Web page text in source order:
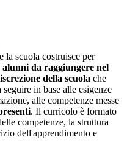
la scuola costruisce per
alunni da raggiungere nel
della scuola che
in base alle esigenze
alle competenze messe
. Il curricolo è formato
competenze, la struttura
dell'apprendimento e